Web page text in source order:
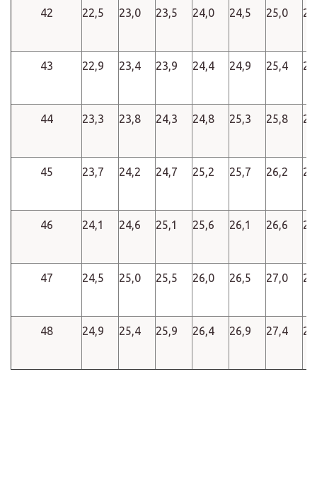
42 22,5 23,0 23,5 24,0 24,5 25,0
43 22,9 23,4 23,9 24,4 24,9 25,4
44 23,3 23,8 24,3 24,8 25,3 25,8
45 23,7 24,2 24,7 25,2 25,7 26,2
46 24,1 24,6 25,1 25,6 26,1 26,6
47 24,5 25,0 25,5 26,0 26,5 27,0
48 24,9 25,4 25,9 26,4 26,9 27,4